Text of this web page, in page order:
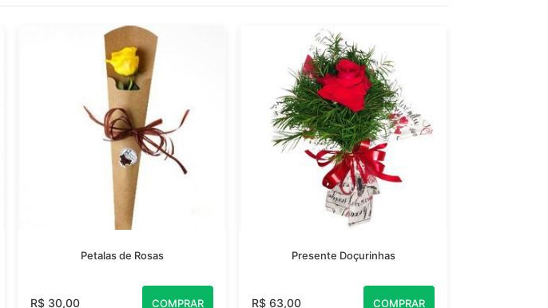
Petalas de Rosas
R$ 30,00 COMPRAR
Presente Doçurinhas
R$ 63,00 COMPRAR